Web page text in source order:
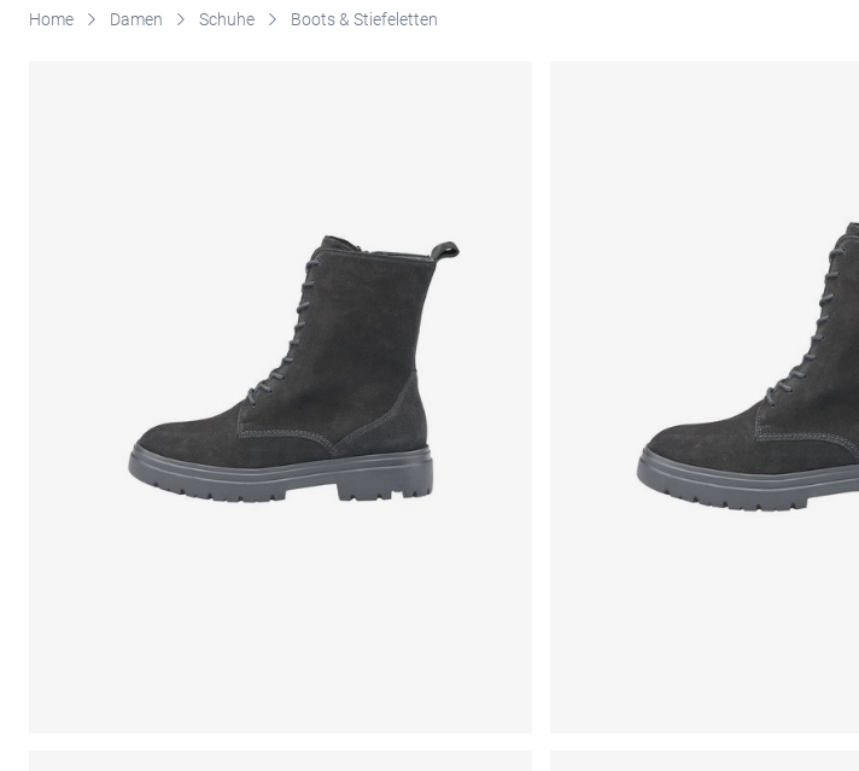
Home Damen Schuhe Boots & Stiefeletten